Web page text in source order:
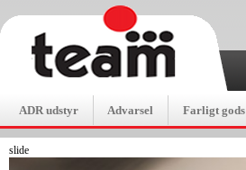
ADR udstyr Advarsel Farligt gods
slide